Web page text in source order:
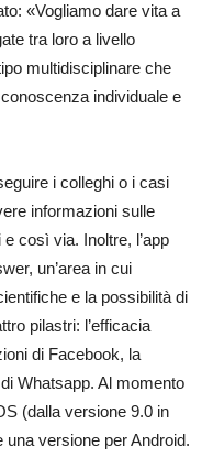
«Vogliamo dare vita a
tra loro a livello
multidisciplinare che
individuale e
i colleghi o i casi
informazioni sulle
così via. Inoltre, l’app
un’area in cui
e la possibilità di
pilastri: l’efficacia
di Facebook, la
Whatsapp. Al momento
(dalla versione 9.0 in
versione per Android.